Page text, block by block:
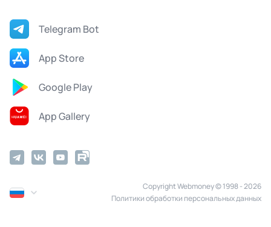
Telegram Bot
App Store
Google Play
App Gallery
Copyright Webmoney © 1998 - 2026
Политики обработки персональных данных